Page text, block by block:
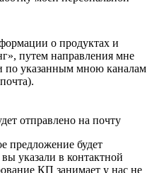
о продуктах и
путем направления мне
указанным мною каналам
отправлено на почту
предложение будет
указали в контактной
КП занимает у нас не